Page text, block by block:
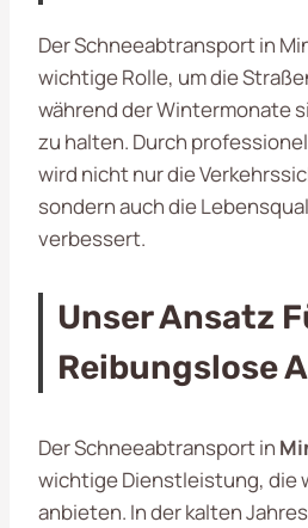
Der Schneeabtransport in
wichtige Rolle, um die
während der Wintermonate
zu halten. Durch
wird nicht nur die
sondern auch die
verbessert.
Unser Ansatz
Reibungslose
Der Schneeabtransport in
wichtige Dienstleistung, die
anbieten. In der kalten